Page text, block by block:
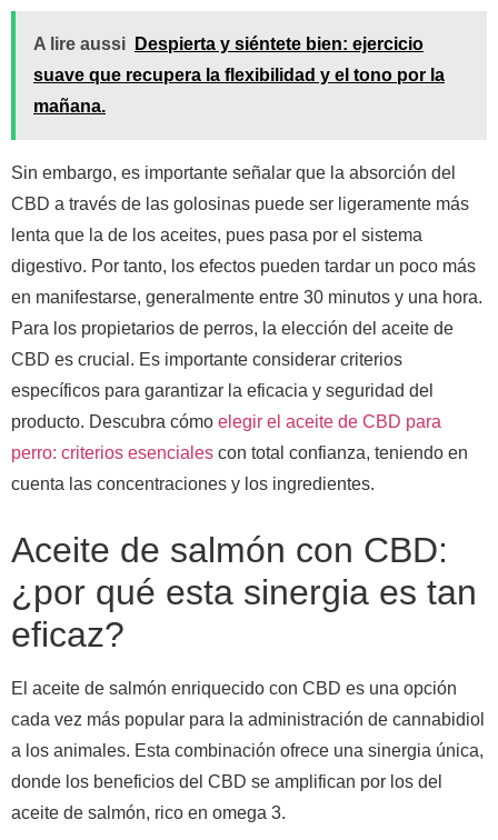
A lire aussi
Despierta y siéntete bien: ejercicio
suave que recupera la flexibilidad y el tono por la
mañana.
Sin embargo, es importante señalar que la absorción del
CBD a través de las golosinas puede ser ligeramente más
lenta que la de los aceites, pues pasa por el sistema
digestivo. Por tanto, los efectos pueden tardar un poco más
en manifestarse, generalmente entre 30 minutos y una hora.
Para los propietarios de perros, la elección del aceite de
CBD es crucial. Es importante considerar criterios
específicos para garantizar la eficacia y seguridad del
producto. Descubra cómo elegir el aceite de CBD para
perro: criterios esenciales con total confianza, teniendo en
cuenta las concentraciones y los ingredientes.
Aceite de salmón con CBD:
¿por qué esta sinergia es tan
eficaz?
El aceite de salmón enriquecido con CBD es una opción
cada vez más popular para la administración de cannabidiol
a los animales. Esta combinación ofrece una sinergia única,
donde los beneficios del CBD se amplifican por los del
aceite de salmón, rico en omega 3.